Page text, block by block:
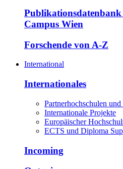
Publikationsdatenbank
Campus Wien
Forschende von A-Z
International
Internationales
Partnerhochschulen
Internationale Projekte
Europäischer
ECTS und Diploma
Incoming